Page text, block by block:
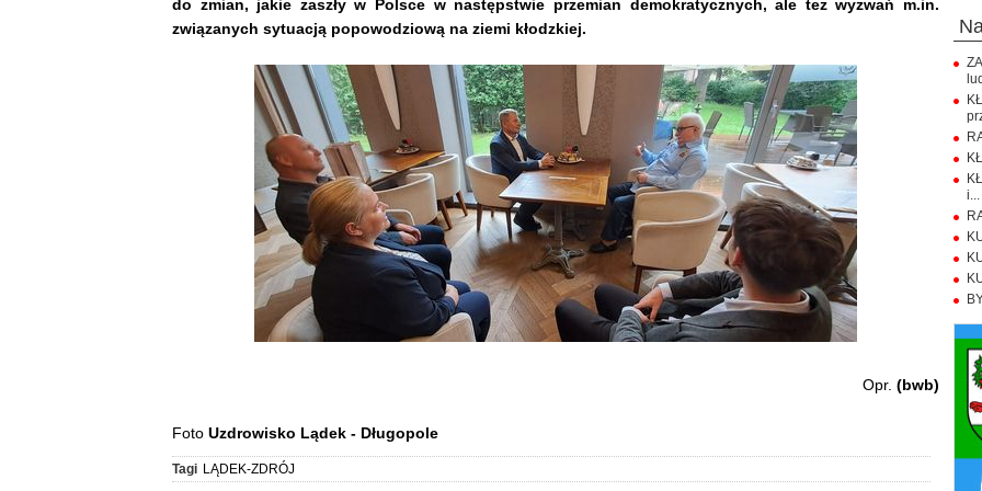
do zmian, jakie zaszły w Polsce w następstwie przemian demokratycznych, ale też wyzwań m.in.
związanych sytuacją popowodziową na ziemi kłodzkiej.
Opr. (bwb)
Foto Uzdrowisko Lądek - Długopole
Tagi LĄDEK-ZDRÓJ
i...